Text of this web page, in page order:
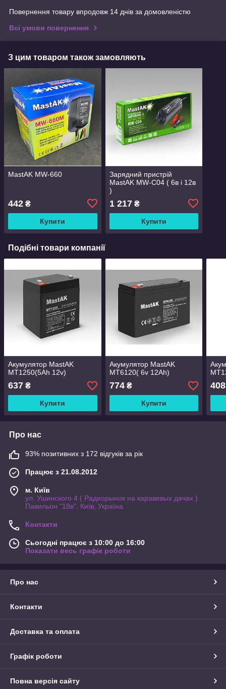
Повернення товару впродовж 14 днів за домовленістю
Всі умови повернення
З цим товаром також замовляють
MastAK MW-660
442 ₴
Купити
Зарядний пристрій
MastAK MW-C04 ( 6в і 12в
)
1 217₴
Купити
Подібні товари компанії
Акумулятор MastAK
MT1250(5Ah 12v)
637 ₴
Купити
Акумулятор MastAK
MT6120( 6v 12Ah)
774₴
Купити
408
Про нас
93% позитивних з 172 відгуків за рік
Працює з 21.08.2012
м. Київ
ул. Ушинского 4 ( Радиорынок на каравевых дачах )
Павильон "18в", Київ, Україна
Контакти
Сьогодні працює з 10:00 до 16:00
Показати весь графік роботи
Про нас
Контакти
Доставка та оплата
Графік роботи
Повна версія сайту